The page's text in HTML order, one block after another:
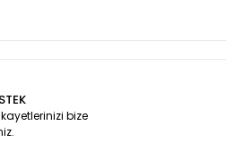
bize